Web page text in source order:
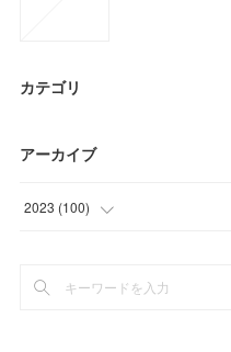
カテゴリ
アーカイブ
2023 (100)
(